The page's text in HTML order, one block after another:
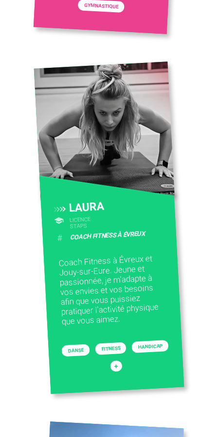
GYMNASTIQUE
LAURA
LICENCE
STAPS
# COACH FITNESS À ÉVREUX
Coach Fitness à Évreux et
Jouy-sur-Eure. Jeune et
passionnée, je m'adapte à
vos envies et vos besoins
afin que vous puissiez
pratiquer l'activité physique
que vous aimez.
DANSE FITNESS HANDICAP
+